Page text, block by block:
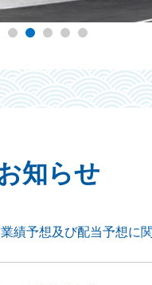
2
知らせ
績予想及び配当予想に